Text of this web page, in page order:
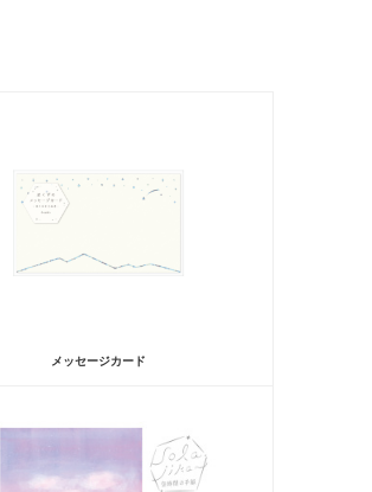
メッセージカード